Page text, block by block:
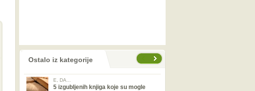
Ostalo iz kategorije
E, DA...
5 izgubljenih knjiga koje su mogle